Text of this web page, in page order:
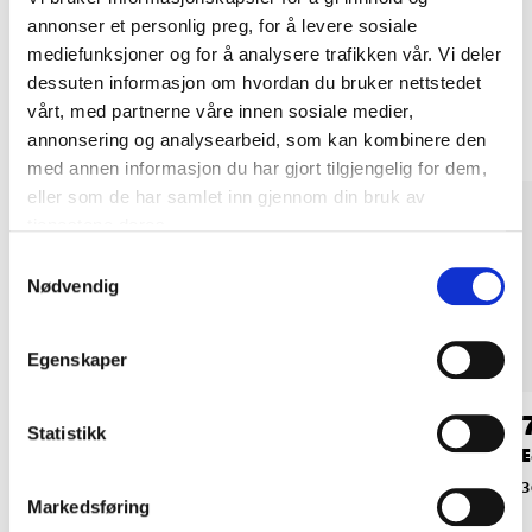
annonser et personlig preg, for å levere sosiale
mediefunksjoner og for å analysere trafikken vår. Vi deler
dessuten informasjon om hvordan du bruker nettstedet
vårt, med partnerne våre innen sosiale medier,
annonsering og analysearbeid, som kan kombinere den
med annen informasjon du har gjort tilgjengelig for dem,
eller som de har samlet inn gjennom din bruk av
Nødvendig
Egenskaper
Statistikk
Markedsføring
Andre kunder har også kjøpt
24 90
Regnmåler, 40 mm